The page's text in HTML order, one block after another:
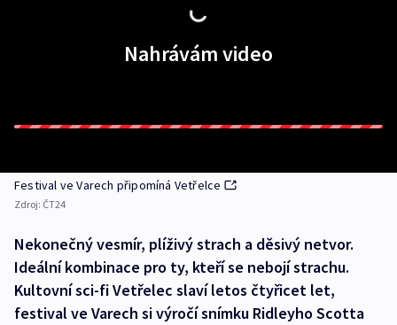
Nahrávám video
Festival ve Varech připomíná Vetřelce
Zdroj: ČT24
Nekonečný vesmír, plíživý strach a děsivý netvor.
Ideální kombinace pro ty, kteří se nebojí strachu.
Kultovní sci-fi Vetřelec slaví letos čtyřicet let,
festival ve Varech si výročí snímku Ridleyho Scotta